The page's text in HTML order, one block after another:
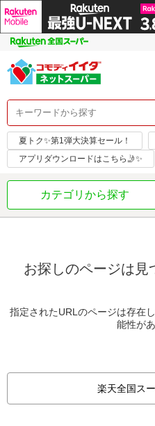
夏トク✨第1弾大決算セール！
アプリダウンロードはこちら🤳✨
カテゴリから探す
お探しのページは見
指定されたURLのページは存在
能性が
楽天全国ス